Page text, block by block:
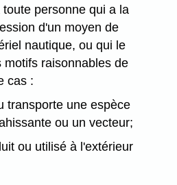
personne qui a la
d'un moyen de
nautique, ou qui le
motifs raisonnables de
cas :
transporte une espèce
ou un vecteur;
ou utilisé à l'extérieur